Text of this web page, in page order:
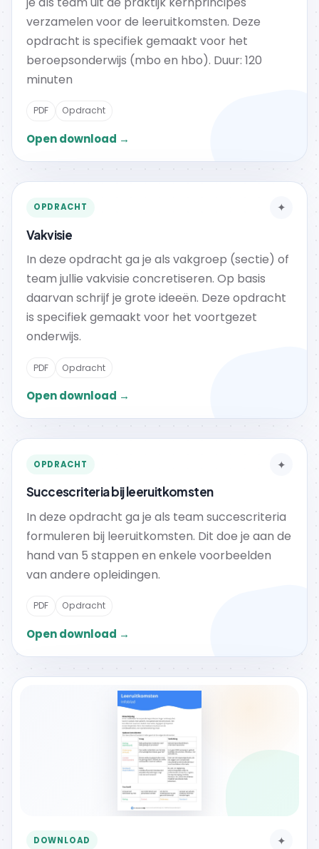
verzamelen voor de leeruitkomsten. Deze
opdracht is specifiek gemaakt voor het
beroepsonderwijs (mbo en hbo). Duur: 120
minuten
PDF Opdracht
Open download →
OPDRACHT ✦
Vakvisie
In deze opdracht ga je als vakgroep (sectie) of
team jullie vakvisie concretiseren. Op basis
daarvan schrijf je grote ideeën. Deze opdracht
is specifiek gemaakt voor het voortgezet
onderwijs.
PDF Opdracht
Open download →
OPDRACHT ✦
Succescriteria bij leeruitkomsten
In deze opdracht ga je als team succescriteria
formuleren bij leeruitkomsten. Dit doe je aan de
hand van 5 stappen en enkele voorbeelden
van andere opleidingen.
PDF Opdracht
Open download →
DOWNLOAD ✦